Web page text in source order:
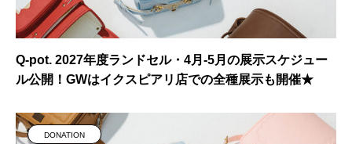
Q-pot. 2027年度ランドセル・4月-5月の展示スケジュー
ル公開！GWはイクスピアリ店での全種展示も開催★
DONATION